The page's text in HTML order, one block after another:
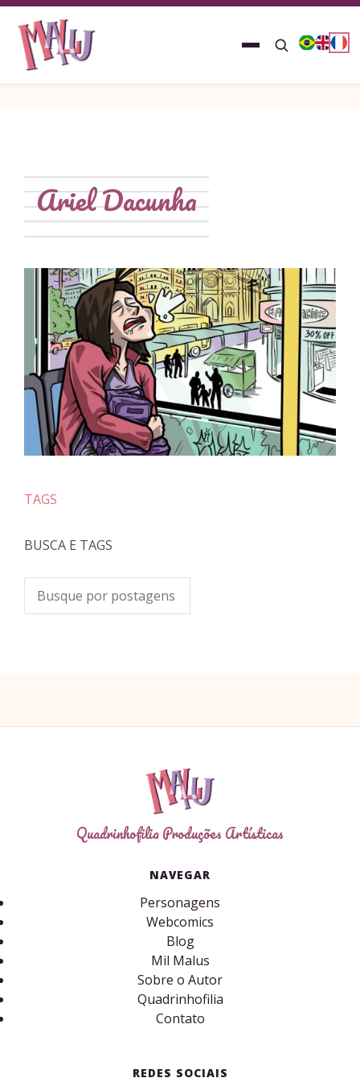
Ariel Dacunha
TAGS
BUSCA E TAGS
Quadrinhofilia Produções Artísticas
NAVEGAR
Personagens
Webcomics
Blog
Mil Malus
Sobre o Autor
Quadrinhofilia
Contato
REDES SOCIAIS